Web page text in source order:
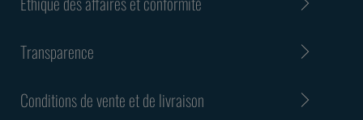
Transparence
Conditions de vente et de livraison